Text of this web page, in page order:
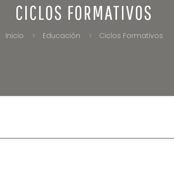
CICLOS FORMATIVOS
Inicio Educación Ciclos Formativos